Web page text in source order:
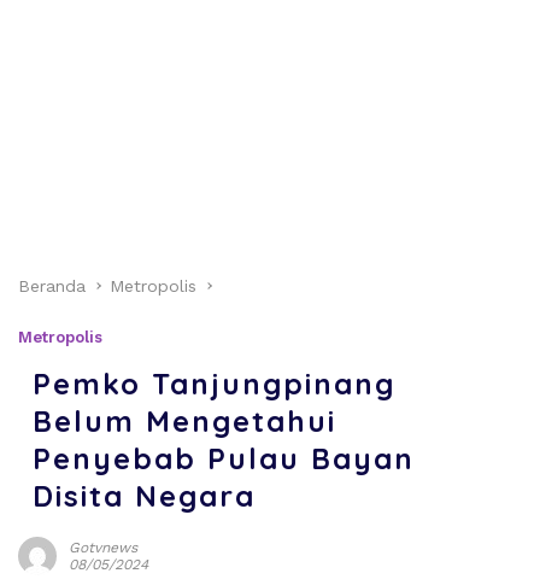
Beranda Metropolis
Metropolis
Pemko Tanjungpinang
Belum Mengetahui
Penyebab Pulau Bayan
Disita Negara
Gotvnews
08/05/2024